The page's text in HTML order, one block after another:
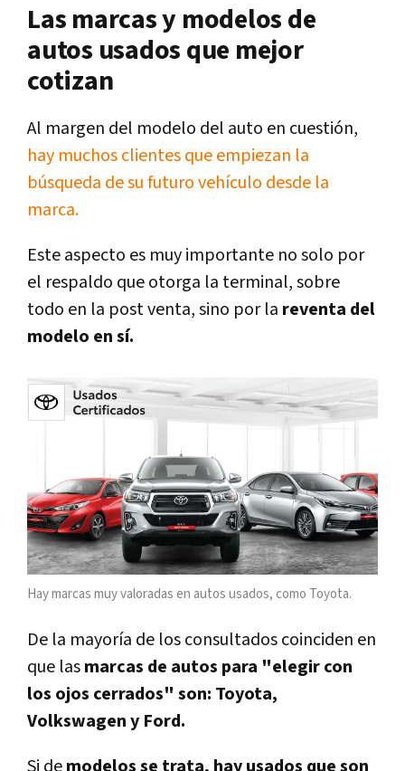
Las marcas y modelos de
autos usados que mejor
cotizan
Al margen del modelo del auto en cuestión,
hay muchos clientes que empiezan la
búsqueda de su futuro vehículo desde la
marca.
Este aspecto es muy importante no solo por
el respaldo que otorga la terminal, sobre
todo en la post venta, sino por la reventa del
modelo en sí.
Hay marcas muy valoradas en autos usados, como Toyota.
De la mayoría de los consultados coinciden en
que lasmarcas de autos para "elegir con
los ojos cerrados" son: Toyota,
Volkswagen y Ford.
Si demodelos se trata, hay usados que son